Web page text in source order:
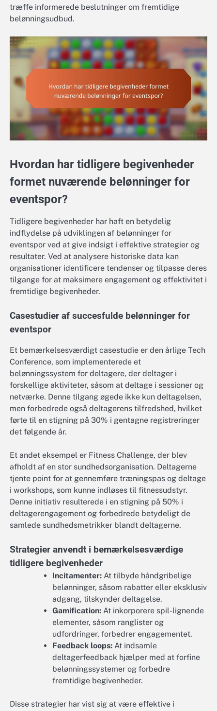
træffe informerede beslutninger om fremtidige
belønningsudbud.
Hvordan har tidligere begivenheder
formet nuværende belønninger for
eventspor?
Tidligere begivenheder har haft en betydelig
indflydelse på udviklingen af belønninger for
eventspor ved at give indsigt i effektive strategier og
resultater. Ved at analysere historiske data kan
organisationer identificere tendenser og tilpasse deres
tilgange for at maksimere engagement og effektivitet i
fremtidige begivenheder.
Casestudier af succesfulde belønninger for
eventspor
Et bemærkelsesværdigt casestudie er den årlige Tech
Conference, som implementerede et
belønningssystem for deltagere, der deltager i
forskellige aktiviteter, såsom at deltage i sessioner og
netværke. Denne tilgang øgede ikke kun deltagelsen,
men forbedrede også deltagerens tilfredshed, hvilket
førte til en stigning på 30% i gentagne registreringer
det følgende år.
Et andet eksempel er Fitness Challenge, der blev
afholdt af en stor sundhedsorganisation. Deltagerne
tjente point for at gennemføre træningspas og deltage
i workshops, som kunne indløses til fitnessudstyr.
Denne initiativ resulterede i en stigning på 50% i
deltagerengagement og forbedrede betydeligt de
samlede sundhedsmetrikker blandt deltagerne.
Strategier anvendt i bemærkelsesværdige
tidligere begivenheder
Incitamenter: At tilbyde håndgribelige
belønninger, såsom rabatter eller eksklusiv
adgang, tilskynder deltagelse.
Gamification: At inkorporere spil-lignende
elementer, såsom ranglister og
udfordringer, forbedrer engagementet.
Feedback loops: At indsamle
deltagerfeedback hjælper med at forfine
belønningssystemer og forbedre
fremtidige begivenheder.
Disse strategier har vist sig at være effektive i